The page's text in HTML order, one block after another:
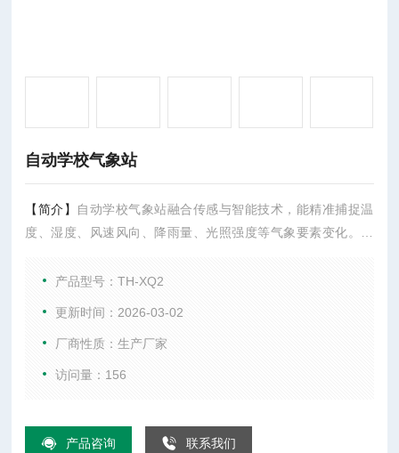
自动学校气象站
【简介】 自动学校气象站融合传感与智能技术，能精准捕捉温
度、湿度、风速风向、降雨量、光照强度等气象要素变化。设
实时传输，师生通过校园终端或移动设备即可便捷查看。其设
学的兴趣与探索欲。
产品型号：TH-XQ2
更新时间：2026-03-02
厂商性质：生产厂家
访问量：156
产品咨询 联系我们